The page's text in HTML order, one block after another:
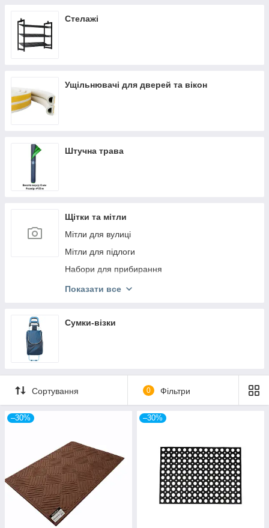
Стелажі
Ущільнювачі для дверей та вікон
Штучна трава
Щітки та мітли
Мітли для вулиці
Мітли для підлоги
Набори для прибирання
Універсальні щітки
Щітки для змітання
Щітки для підлоги
Щітки макловиці
Показати все
Сумки-візки
Сортування 0 Фільтри
–30% –30%